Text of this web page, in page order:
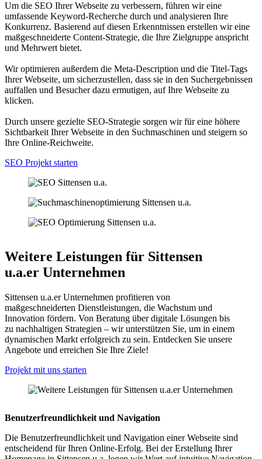
Um die SEO Ihrer Webseite zu verbessern, führen wir eine
umfassende Keyword-Recherche durch und analysieren Ihre
Konkurrenz. Basierend auf diesen Erkenntnissen erstellen wir eine
maßgeschneiderte Content-Strategie, die Ihre Zielgruppe anspricht
und Mehrwert bietet.
Wir optimieren außerdem die Meta-Description und die Titel-Tags
Ihrer Webseite, um sicherzustellen, dass sie in den Suchergebnissen
auffallen und Besucher dazu ermutigen, auf Ihre Webseite zu
klicken.
Durch unsere gezielte SEO-Strategie sorgen wir für eine höhere
Sichtbarkeit Ihrer Webseite in den Suchmaschinen und steigern so
Ihre Online-Reichweite.
SEO Projekt starten
Weitere Leistungen für Sittensen
u.a.er Unternehmen
Sittensen u.a.er Unternehmen profitieren von
maßgeschneiderten Dienstleistungen, die Wachstum und
Innovation fördern. Von Beratung über digitale Lösungen bis
zu nachhaltigen Strategien – wir unterstützen Sie, um in einem
dynamischen Markt erfolgreich zu sein. Entdecken Sie unsere
Angebote und erreichen Sie Ihre Ziele!
Projekt mit uns starten
Benutzerfreundlichkeit und Navigation
Die Benutzerfreundlichkeit und Navigation einer Webseite sind
entscheidend für Ihren Online-Erfolg. Bei der Erstellung Ihrer